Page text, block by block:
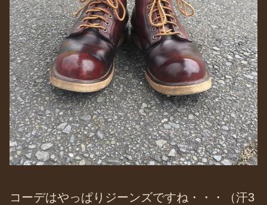
コーデはやっぱりジーンズですね・・・（汗3